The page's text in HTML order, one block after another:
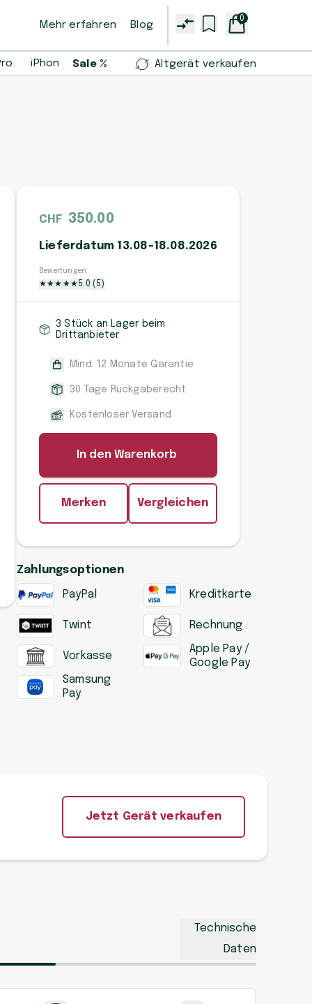
Mehr erfahren Blog
0
iPhone 14 Pro iPhone 13 mini Samsung Galaxy
Sale % Altgerät verkaufen
CHF 350.00
Lieferdatum 13.08-18.08.2026
Bewertungen
★★★ ★★5.0 ( 5 )
3 Stück an Lager beim
Drittanbieter
Mind. 12 Monate Garantie
30 Tage Rückgaberecht
Kostenloser Versand
In den Warenkorb
Merken Vergleichen
Zahlungsoptionen
PayPal Kreditkarte
Twint Rechnung
Vorkasse
Apple Pay /
Google Pay
Samsung
Pay
Jetzt Gerät verkaufen
Technische
Daten